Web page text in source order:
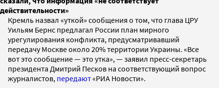
действительности»
Кремль назвал «уткой» сообщения о том, что глава ЦРУ
Уильям Бернс предлагал России план мирного
урегулирования конфликта, предусматривавший
передачу Москве около 20% территории Украины. «Все
вот это сообщение — это утка», — заявил пресс-секретарь
президента Дмитрий Песков на соответствующий вопрос
журналистов, передают«РИА Новости».